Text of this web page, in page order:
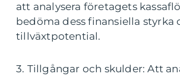
att analysera företagets
bedöma dess finansiella styrka
tillväxtpotential.
3. Tillgångar och skulder: Att